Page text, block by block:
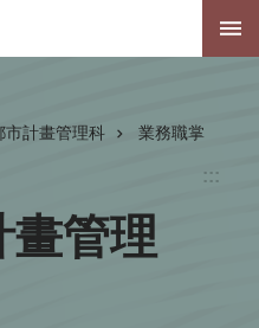
:::
市計畫管理科
業務職掌
畫管理